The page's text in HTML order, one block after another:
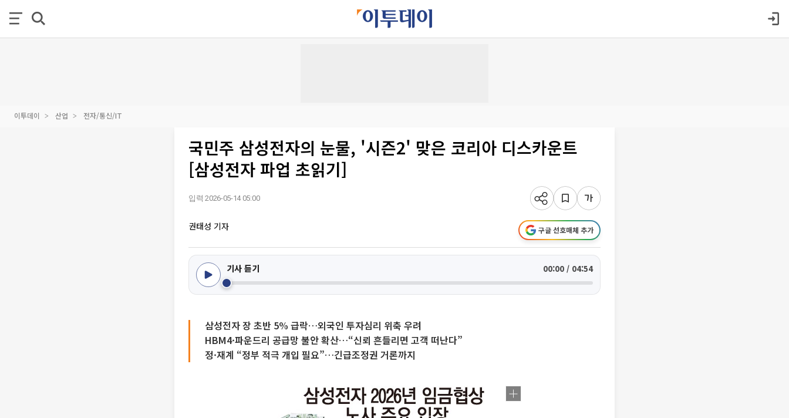
이투데이 산업 전자/통신/IT
국민주 삼성전자의 눈물, '시즌2' 맞은 코리아 디스카운트
[삼성전자 파업 초읽기]
입력 2026-05-14 05:00
권태성 기자 구글 선호매체 추가
기사 듣기 00:00 / 04:54
삼성전자 장 초반 5% 급락…외국인 투자심리 위축 우려
HBM4·파운드리 공급망 불안 확산…“신뢰 흔들리면 고객 떠난다”
정·재계 “정부 적극 개입 필요”…긴급조정권 거론까지